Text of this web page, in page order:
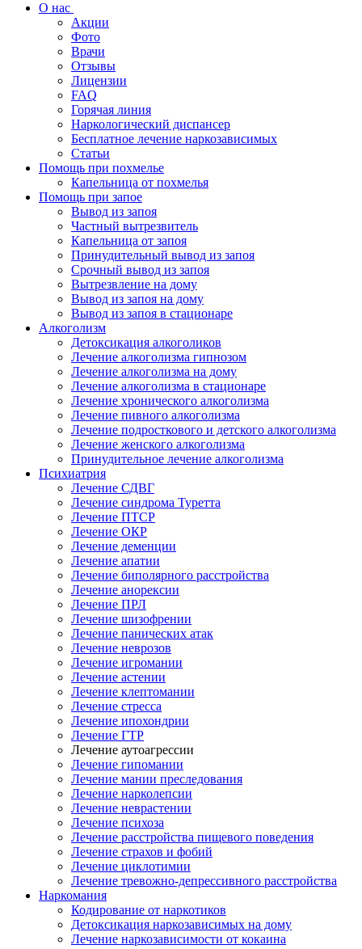
О нас
Акции
Фото
Врачи
Отзывы
Лицензии
FAQ
Горячая линия
Наркологический диспансер
Бесплатное лечение наркозависимых
Статьи
Помощь при похмелье
Капельница от похмелья
Помощь при запое
Вывод из запоя
Частный вытрезвитель
Капельница от запоя
Принудительный вывод из запоя
Срочный вывод из запоя
Вытрезвление на дому
Вывод из запоя на дому
Вывод из запоя в стационаре
Алкоголизм
Детоксикация алкоголиков
Лечение алкоголизма гипнозом
Лечение алкоголизма на дому
Лечение алкоголизма в стационаре
Лечение хронического алкоголизма
Лечение пивного алкоголизма
Лечение подросткового и детского алкоголизма
Лечение женского алкоголизма
Принудительное лечение алкоголизма
Психиатрия
Лечение СДВГ
Лечение синдрома Туретта
Лечение ПТСР
Лечение ОКР
Лечение деменции
Лечение апатии
Лечение биполярного расстройства
Лечение анорексии
Лечение ПРЛ
Лечение шизофрении
Лечение панических атак
Лечение неврозов
Лечение игромании
Лечение астении
Лечение клептомании
Лечение стресса
Лечение ипохондрии
Лечение ГТР
Лечение аутоагрессии
Лечение гипомании
Лечение мании преследования
Лечение нарколепсии
Лечение неврастении
Лечение психоза
Лечение расстройства пищевого поведения
Лечение страхов и фобий
Лечение циклотимии
Лечение тревожно-депрессивного расстройства
Наркомания
Кодирование от наркотиков
Детоксикация наркозависимых на дому
Лечение наркозависимости от кокаина